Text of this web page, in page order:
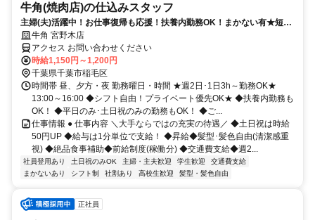
牛角(焼肉店)の仕込みスタッフ
主婦(夫)活躍中！お仕事復帰も応援！扶養内勤務OK！まかない有★短時
間OK★履歴書不要
牛角 宮野木店
アクセス お問い合わせください
時給1,150円～1,200円
千葉県千葉市稲毛区
時間帯 昼、夕方・夜 勤務曜日・時間 ★週2日･1日3h～勤務OK★
13:00～16:00 ◆シフト自由！プライベート優先OK★ ◆扶養内勤務も
OK！ ◆平日のみ･土日祝のみの勤務もOK！ ◆ご...
仕事情報 ● 仕事内容 ＼大手ならではの充実の待遇／ ◆土日祝は時給
50円UP ◆給与は1分単位で支給！ ◆昇給◆髪型･髪色自由(清潔感重
視) ◆絶品食事補助◆前給制度(稼働分) ◆交通費支給◆週2...
社員登用あり 土日祝のみOK 主婦・主夫歓迎 学生歓迎
交通費支給
まかないあり
シフト制 社割あり 高校生歓迎 髪型・髪色自由
正社員